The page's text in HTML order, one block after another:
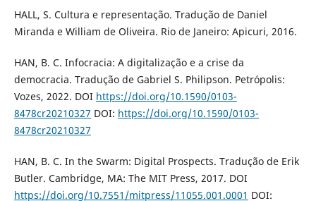
HALL, S. Cultura e representação. Tradução de Daniel
Miranda e William de Oliveira. Rio de Janeiro: Apicuri, 2016.
HAN, B. C. Infocracia: A digitalização e a crise da
democracia. Tradução de Gabriel S. Philipson. Petrópolis:
Vozes, 2022. DOI https://doi.org/10.1590/0103-
8478cr20210327 DOI: https://doi.org/10.1590/0103-
8478cr20210327
HAN, B. C. In the Swarm: Digital Prospects. Tradução de Erik
Butler. Cambridge, MA: The MIT Press, 2017. DOI
https://doi.org/10.7551/mitpress/11055.001.0001 DOI: